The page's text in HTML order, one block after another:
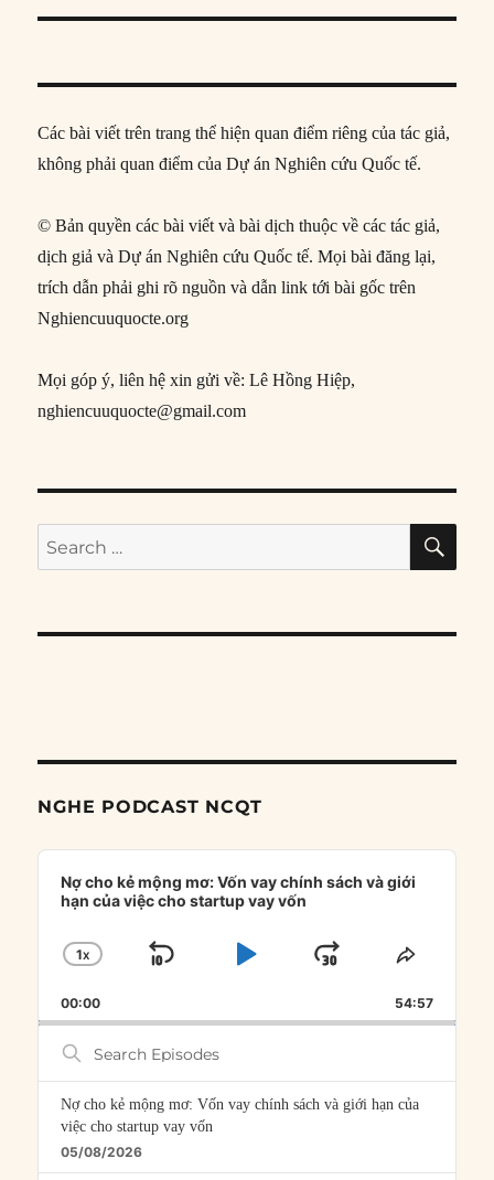
Các bài viết trên trang thể hiện quan điểm riêng của tác giả,
không phải quan điểm của Dự án Nghiên cứu Quốc tế.
© Bản quyền các bài viết và bài dịch thuộc về các tác giả,
dịch giả và Dự án Nghiên cứu Quốc tế. Mọi bài đăng lại,
trích dẫn phải ghi rõ nguồn và dẫn link tới bài gốc trên
Nghiencuuquocte.org
Mọi góp ý, liên hệ xin gửi về: Lê Hồng Hiệp,
nghiencuuquocte@gmail.com
Search
for:
NGHE PODCAST NCQT
Audio
Player
Nợ cho kẻ mộng mơ: Vốn vay chính sách và giới
hạn của việc cho startup vay vốn
CHANGE
RATE
1X
SKIP
PLAYJUMP
FORWARD
SHARE
00:00 54:57
Search
Episodes
Nợ cho kẻ mộng mơ: Vốn vay chính sách và giới hạn của
việc cho startup vay vốn
05/08/2026